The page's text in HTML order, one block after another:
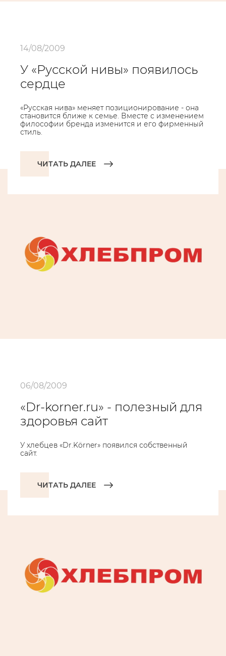
14/08/2009
У «Русской нивы» появилось
сердце
«Русская нива» меняет позиционирование - она
становится ближе к семье. Вместе с изменением
философии бренда изменится и его фирменный
стиль.
ЧИТАТЬ ДАЛЕЕ
06/08/2009
«Dr-korner.ru» - полезный для
здоровья сайт
У хлебцев «Dr.Körner» появился собственный
сайт.
ЧИТАТЬ ДАЛЕЕ